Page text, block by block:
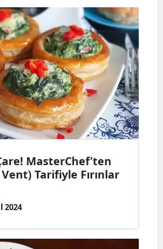
MasterChef’ten
Tarifiyle Fırınlar
2024